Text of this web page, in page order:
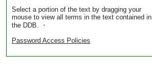
Select a portion of the text by dragging your
mouse to view all terms in the text contained in
the DDB. ・
Password Access Policies